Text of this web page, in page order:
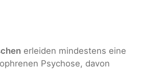
erleiden mindestens eine
Psychose, davon